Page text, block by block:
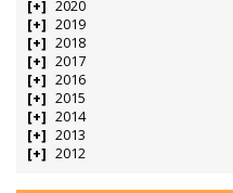
2020
2019
2018
2017
2016
2015
2014
2013
2012